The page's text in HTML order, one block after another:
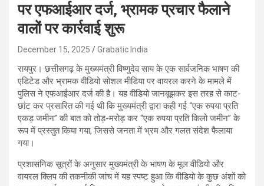
पर एफआईआर दर्ज, भ्रामक प्रचार फैलाने
वालों पर कार्रवाई शुरू
December 15, 2025 Grabatic India
रायपुर। छत्तीसगढ़ के मुख्यमंत्री विष्णुदेव साय के एक सार्वजनिक भाषण की
एडिटेड और भ्रामक वीडियो सोशल मीडिया पर वायरल करने के मामले में
पुलिस ने एफआईआर दर्ज की है। यह वीडियो जानबूझकर इस तरह से काट-
छांट कर प्रसारित की गई थी कि मुख्यमंत्री द्वारा कही गई “एक रुपया प्रति
एकड़ जमीन” की बात को तोड़-मरोड़ कर “एक रुपया प्रति किलो जमीन” के
रूप में प्रस्तुत किया गया, जिससे जनता में भ्रम और गलत संदेश फैलाया
गया।
प्रशासनिक सूत्रों के अनुसार मुख्यमंत्री के भाषण के मूल वीडियो और
वायरल क्लिप की तकनीकी जांच में यह स्पष्ट हुआ कि वीडियो के कुछ अंशों को